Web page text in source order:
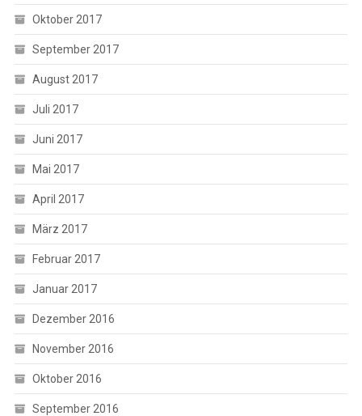
Oktober 2017
September 2017
August 2017
Juli 2017
Juni 2017
Mai 2017
April 2017
März 2017
Februar 2017
Januar 2017
Dezember 2016
November 2016
Oktober 2016
September 2016